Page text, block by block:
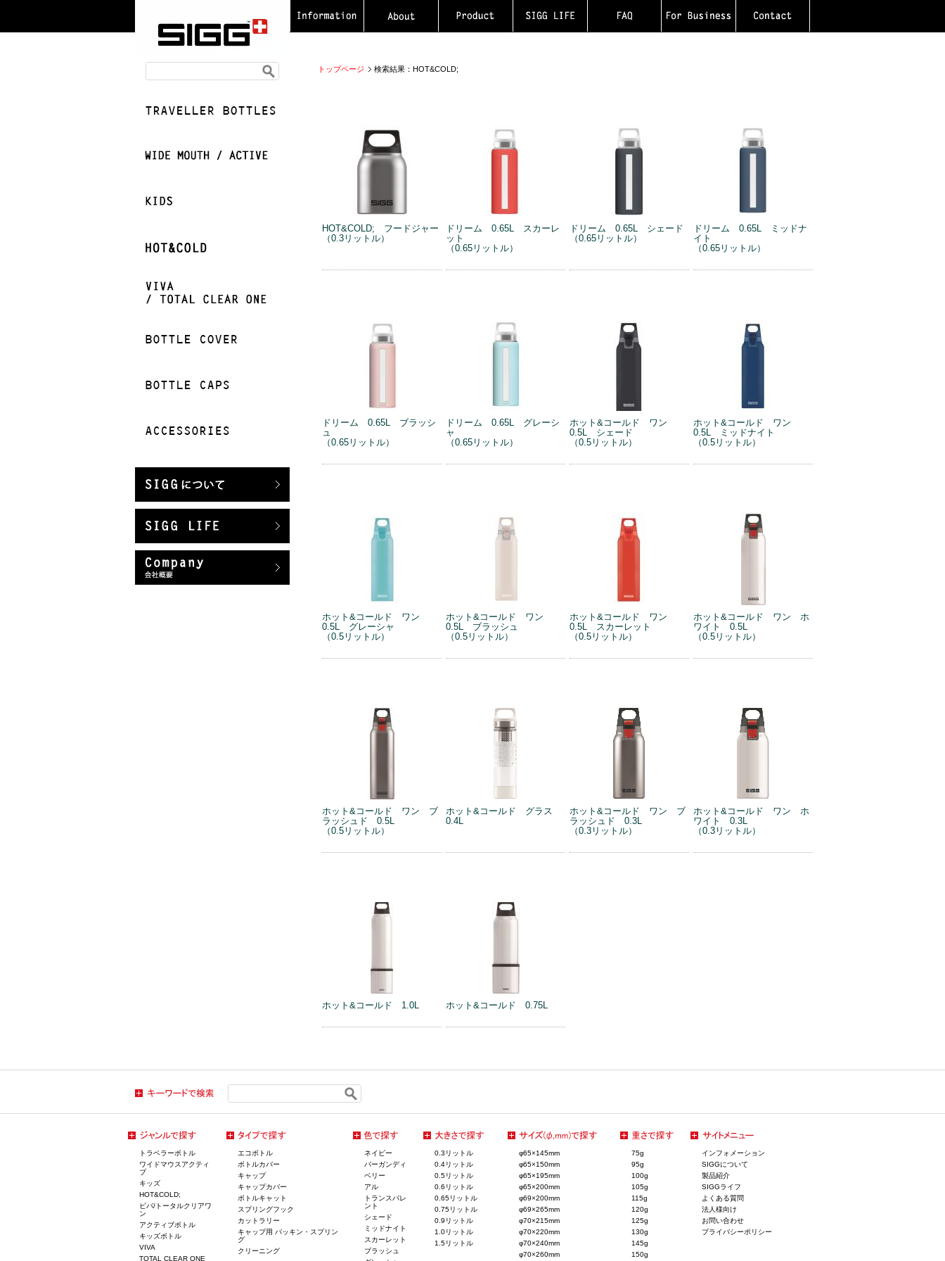
トップページ 検索結果：HOT&COLD;
HOT&COLD; フードジャー
（0.3リットル）
ドリーム 0.65L スカーレ
ット
（0.65リットル）
ドリーム 0.65L シェード
（0.65リットル）
ドリーム 0.65L ミッドナ
イト
（0.65リットル）
ドリーム 0.65L ブラッシ
ュ
（0.65リットル）
ドリーム 0.65L グレーシ
ャ
（0.65リットル）
ホット&コールド ワン
0.5L シェード
（0.5リットル）
ホット&コールド ワン
0.5L ミッドナイト
（0.5リットル）
ホット&コールド ワン
0.5L グレーシャ
（0.5リットル）
ホット&コールド ワン
0.5L ブラッシュ
（0.5リットル）
ホット&コールド ワン
0.5L スカーレット
（0.5リットル）
ホット&コールド ワン ホ
ワイト 0.5L
（0.5リットル）
ホット&コールド ワン ブ
ラッシュド 0.5L
（0.5リットル）
ホット&コールド グラス
0.4L
ホット&コールド ワン ブ
ラッシュド 0.3L
（0.3リットル）
ホット&コールド ワン ホ
ワイト 0.3L
（0.3リットル）
ホット&コールド 1.0L ホット&コールド 0.75L
トラベラーボトル
ワイドマウスアクティ
ブ
キッズ
HOT&COLD;
ビバ/トータルクリアワ
ン
アクティブボトル
キッズボトル
VIVA
TOTAL CLEAR ONE
エコボトル
ボトルカバー
キャップ
キャップカバー
ボトルキャット
スプリングフック
カットラリー
キャップ用 パッキン・スプリン
グ
クリーニング
ネイビー
バーガンディ
ベリー
アル
トランスパレ
ント
シェード
ミッドナイト
スカーレット
ブラッシュ
0.3リットル
0.4リットル
0.5リットル
0.6リットル
0.65リットル
0.75リットル
0.9リットル
1.0リットル
1.5リットル
φ65×145mm
φ65×150mm
φ65×195mm
φ65×200mm
φ69×200mm
φ69×265mm
φ70×215mm
φ70×220mm
φ70×240mm
φ70×260mm
75g
95g
100g
105g
115g
120g
125g
130g
145g
150g
インフォメーション
SIGGについて
製品紹介
SIGGライフ
よくある質問
法人様向け
お問い合わせ
プライバシーポリシー